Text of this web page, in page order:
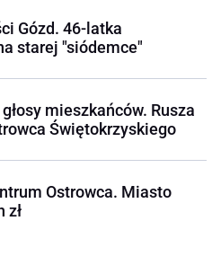
Gózd. 46-latka
starej "siódemce"
mieszkańców. Rusza
Świętokrzyskiego
Ostrowca. Miasto
zł